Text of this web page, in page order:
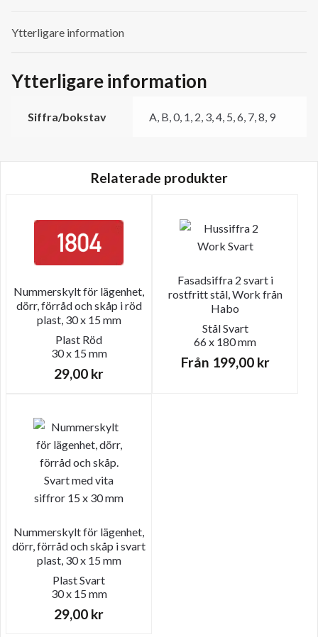
Ytterligare information
Ytterligare information
Siffra/bokstav A, B, 0, 1, 2, 3, 4, 5, 6, 7, 8, 9
Relaterade produkter
Nummerskylt för lägenhet,
dörr, förråd och skåp i röd
plast, 30 x 15 mm
Plast Röd
30 x 15 mm
29,00 kr
Fasadsiffra 2 svart i
rostfritt stål, Work från
Habo
StålSvart
66 x 180 mm
Från 199,00 kr
Nummerskylt för lägenhet,
dörr, förråd och skåp i svart
plast, 30 x 15 mm
PlastSvart
30 x 15 mm
29,00 kr